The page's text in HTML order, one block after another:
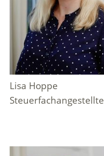
Lisa Hoppe
Steuerfachangestellte